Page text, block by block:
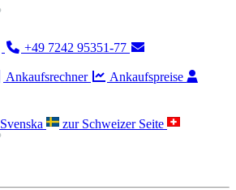
+49 7242 95351-77
Ankaufsrechner
Ankaufspreise
Svenska zur Schweizer Seite